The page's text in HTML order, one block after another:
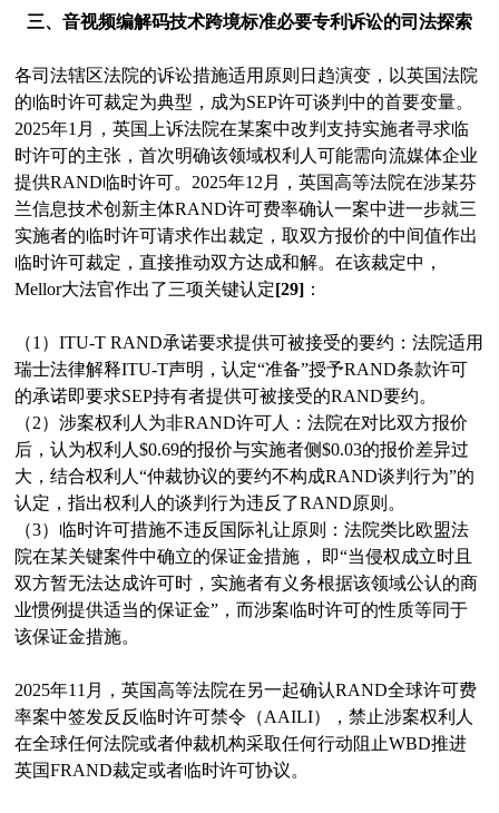
三、音视频编解码技术跨境标准必要专利诉讼的司法探索
各司法辖区法院的诉讼措施适用原则日趋演变，以英国法院
的临时许可裁定为典型，成为SEP许可谈判中的首要变量。
2025年1月，英国上诉法院在某案中改判支持实施者寻求临
时许可的主张，首次明确该领域权利人可能需向流媒体企业
提供RAND临时许可。2025年12月，英国高等法院在涉某芬
兰信息技术创新主体RAND许可费率确认一案中进一步就三
实施者的临时许可请求作出裁定，取双方报价的中间值作出
临时许可裁定，直接推动双方达成和解。在该裁定中，
Mellor大法官作出了三项关键认定[29] ：
（1）ITU-T RAND承诺要求提供可被接受的要约：法院适用
瑞士法律解释ITU-T声明，认定“准备”授予RAND条款许可
的承诺即要求SEP持有者提供可被接受的RAND要约。
（2）涉案权利人为非RAND许可人：法院在对比双方报价
后，认为权利人$0.69的报价与实施者侧$0.03的报价差异过
大，结合权利人“仲裁协议的要约不构成RAND谈判行为”的
认定，指出权利人的谈判行为违反了RAND原则。
（3）临时许可措施不违反国际礼让原则：法院类比欧盟法
院在某关键案件中确立的保证金措施， 即“当侵权成立时且
双方暂无法达成许可时，实施者有义务根据该领域公认的商
业惯例提供适当的保证金”，而涉案临时许可的性质等同于
该保证金措施。
2025年11月，英国高等法院在另一起确认RAND全球许可费
率案中签发反反临时许可禁令（AAILI），禁止涉案权利人
在全球任何法院或者仲裁机构采取任何行动阻止WBD推进
英国FRAND裁定或者临时许可协议。